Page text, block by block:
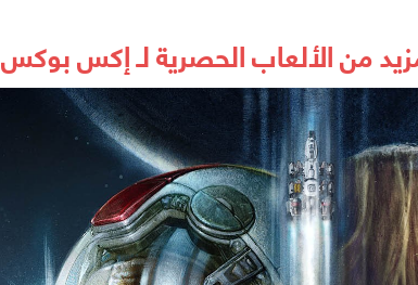
من الألعاب الحصرية لـ إكس بوكس